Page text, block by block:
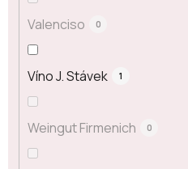
Valenciso 0
Víno J. Stávek 1
Weingut Firmenich 0